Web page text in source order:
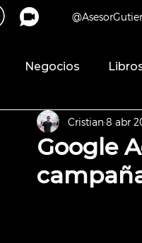
Negocios
Cambia tu Chip
Google
Cristian 8 abr